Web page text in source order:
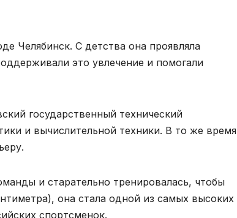
Челябинск. С детства она проявляла
это увлечение и помогали
государственный технический
и вычислительной техники. В то же время
и старательно тренировалась, чтобы
она стала одной из самых высоких
спортсменок.